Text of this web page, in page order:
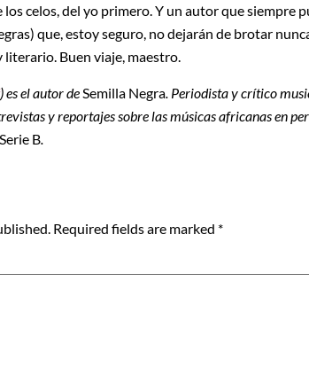
celos, del yo primero. Y un autor que siempre
que, estoy seguro, no dejarán de brotar
literario. Buen viaje, maestro.
) es el autor deSemilla Negra. Periodista y crítico
y reportajes sobre las músicas africanas en
Serie B.
Required fields are marked *